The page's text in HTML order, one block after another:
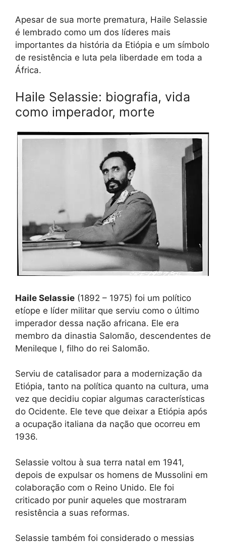
Apesar de sua morte prematura, Haile Selassie
é lembrado como um dos líderes mais
importantes da história da Etiópia e um símbolo
de resistência e luta pela liberdade em toda a
África.
Haile Selassie: biografia, vida
como imperador, morte
Haile Selassie (1892 – 1975) foi um político
etíope e líder militar que serviu como o último
imperador dessa nação africana. Ele era
membro da dinastia Salomão, descendentes de
Menileque I, filho do rei Salomão.
Serviu de catalisador para a modernização da
Etiópia, tanto na política quanto na cultura, uma
vez que decidiu copiar algumas características
do Ocidente. Ele teve que deixar a Etiópia após
a ocupação italiana da nação que ocorreu em
1936.
Selassie voltou à sua terra natal em 1941,
depois de expulsar os homens de Mussolini em
colaboração com o Reino Unido. Ele foi
criticado por punir aqueles que mostraram
resistência a suas reformas.
Selassie também foi considerado o messias